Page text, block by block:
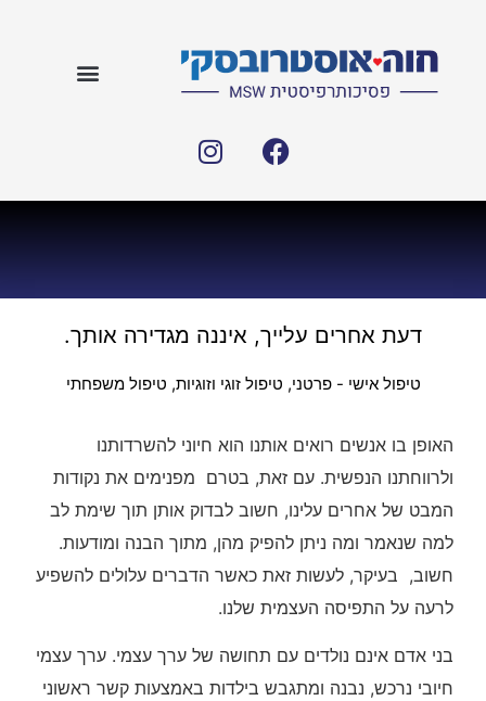
דעת אחרים עלייך, איננה מגדירה אותך.
טיפול אישי - פרטני, טיפול זוגי וזוגיות, טיפול משפחתי
האופן בו אנשים רואים אותנו הוא חיוני להשרדותנו
ולרווחתנו הנפשית. עם זאת, בטרם מפנימים את נקודות
המבט של אחרים עלינו, חשוב לבדוק אותן תוך שימת לב
למה שנאמר ומה ניתן להפיק מהן, מתוך הבנה ומודעות.
חשוב, בעיקר, לעשות זאת כאשר הדברים עלולים להשפיע
לרעה על התפיסה העצמית שלנו.
בני אדם אינם נולדים עם תחושה של ערך עצמי. ערך עצמי
חיובי נרכש, נבנה ומתגבש בילדות באמצעות קשר ראשוני